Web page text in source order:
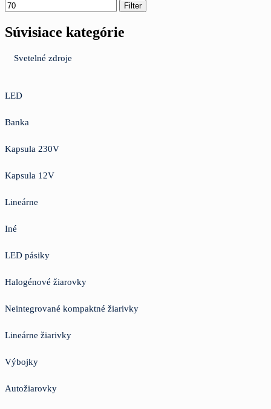
Filter
Súvisiace kategórie
Svetelné zdroje
LED
Banka
Kapsula 230V
Kapsula 12V
Lineárne
Iné
LED pásiky
Halogénové žiarovky
Neintegrované kompaktné žiarivky
Lineárne žiarivky
Výbojky
Autožiarovky